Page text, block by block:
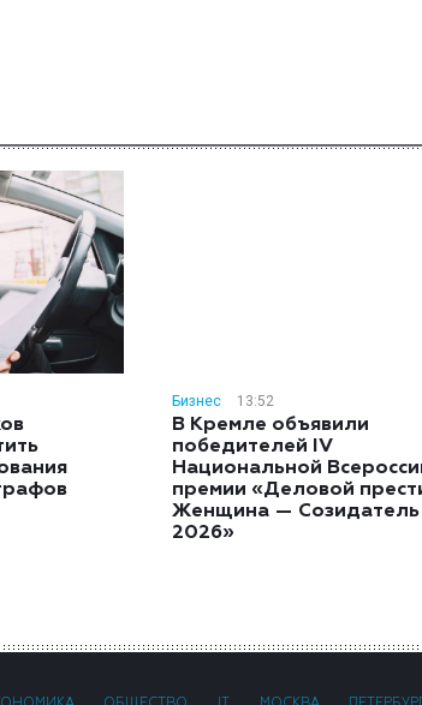
Бизнес 13:52
В Кремле объявили
победителей IV
Национальной
премии «Деловой
Женщина —
2026»